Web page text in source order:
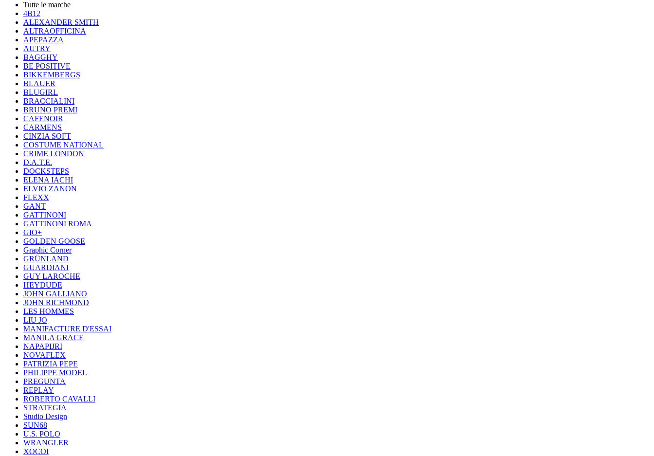
Tutte le marche
4B12
ALEXANDER SMITH
ALTRAOFFICINA
APEPAZZA
AUTRY
BAGGHY
BE POSITIVE
BIKKEMBERGS
BLAUER
BLUGIRL
BRACCIALINI
BRUNO PREMI
CAFENOIR
CARMENS
CINZIA SOFT
COSTUME NATIONAL
CRIME LONDON
D.A.T.E.
DOCKSTEPS
ELENA IACHI
ELVIO ZANON
FLEXX
GANT
GATTINONI
GATTINONI ROMA
GIO+
GOLDEN GOOSE
Graphic Corner
GRÜNLAND
GUARDIANI
GUY LAROCHE
HEYDUDE
JOHN GALLIANO
JOHN RICHMOND
LES HOMMES
LIU JO
MANIFACTURE D'ESSAI
MANILA GRACE
NAPAPIJRI
NOVAFLEX
PATRIZIA PEPE
PHILIPPE MODEL
PREGUNTA
REPLAY
ROBERTO CAVALLI
STRATEGIA
Studio Design
SUN68
U.S. POLO
WRANGLER
XOCOI